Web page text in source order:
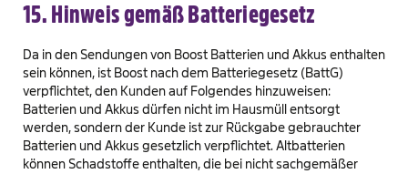
15. Hinweis gemäß Batteriegesetz
Da in den Sendungen von Boost Batterien und Akkus enthalten
sein können, ist Boost nach dem Batteriegesetz (BattG)
verpflichtet, den Kunden auf Folgendes hinzuweisen:
Batterien und Akkus dürfen nicht im Hausmüll entsorgt
werden, sondern der Kunde ist zur Rückgabe gebrauchter
Batterien und Akkus gesetzlich verpflichtet. Altbatterien
können Schadstoffe enthalten, die bei nicht sachgemäßer